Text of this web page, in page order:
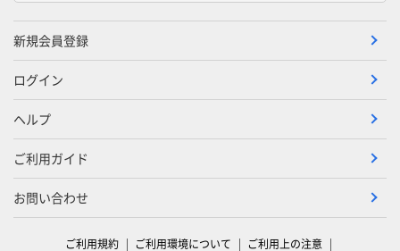
新規会員登録
ログイン
ヘルプ
ご利用ガイド
お問い合わせ
ご利用規約 ご利用環境について ご利用上の注意